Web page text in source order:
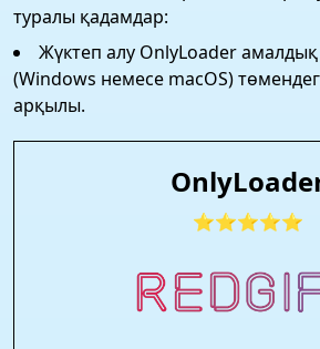
туралы қадамдар:
Жүктеп алу OnlyLoader амалдық
(Windows немесе macOS)
арқылы.
⭐⭐⭐⭐⭐